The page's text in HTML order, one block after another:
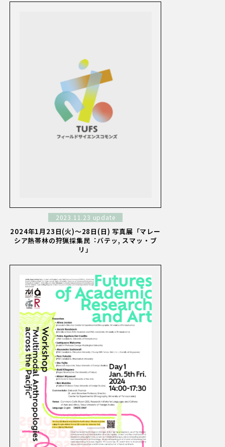
2023.11.23 update
2024年1月23日(火)～28日(日) 写真展「マレー
シア熱帯林の狩猟採集⺠︓バテッ, スマッ・ブ
リ」